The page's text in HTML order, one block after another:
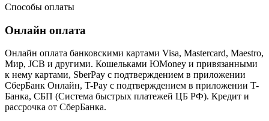
Способы оплаты
Онлайн оплата
Онлайн оплата банковскими картами Visa, Mastercard, Maestro,
Мир, JCB и другими. Кошельками ЮMoney и привязанными
к нему картами, SberPay с подтверждением в приложении
СберБанк Онлайн, T-Pay с подтверждением в приложении T-
Банка, СБП (Система быстрых платежей ЦБ РФ). Кредит и
рассрочка от СберБанка.